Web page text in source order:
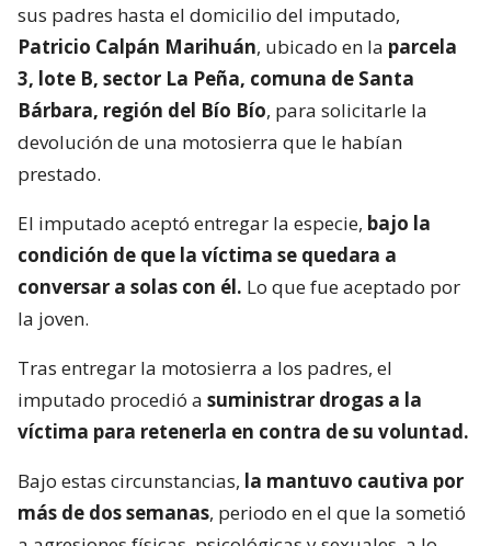
sus padres hasta el domicilio del imputado,
Patricio Calpán Marihuán, ubicado en la parcela
3, lote B, sector La Peña, comuna de Santa
Bárbara, región del Bío Bío, para solicitarle la
devolución de una motosierra que le habían
prestado.
El imputado aceptó entregar la especie, bajo la
condición de que la víctima se quedara a
conversar a solas con él. Lo que fue aceptado por
la joven.
Tras entregar la motosierra a los padres, el
imputado procedió a suministrar drogas a la
víctima para retenerla en contra de su voluntad.
Bajo estas circunstancias, la mantuvo cautiva por
más de dos semanas, periodo en el que la sometió